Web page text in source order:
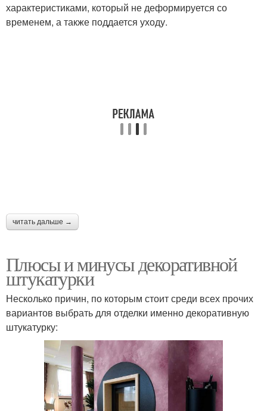
характеристиками, который не деформируется со
временем, а также поддается уходу.
читать дальше →
Плюсы и минусы декоративной
штукатурки
Несколько причин, по которым стоит среди всех прочих
вариантов выбрать для отделки именно декоративную
штукатурку: